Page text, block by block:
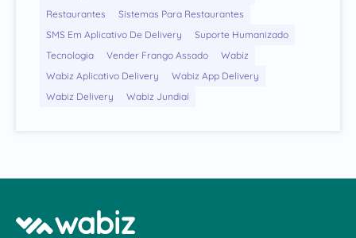
Restaurantes
Sistemas Para Restaurantes
SMS Em Aplicativo De Delivery
Suporte Humanizado
Tecnologia
Vender Frango Assado
Wabiz
Wabiz Aplicativo Delivery
Wabiz App Delivery
Wabiz Delivery
Wabiz Jundiaí